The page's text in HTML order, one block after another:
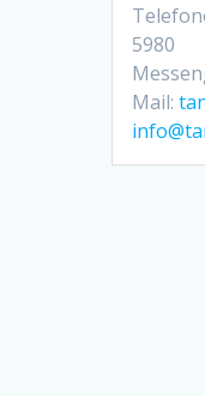
5980
Mail: